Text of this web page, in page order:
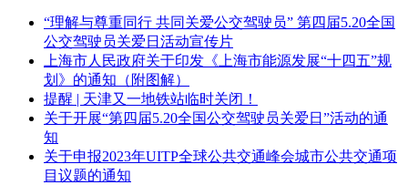
“理解与尊重同行 共同关爱公交驾驶员” 第四届5.20全国
公交驾驶员关爱日活动宣传片
上海市人民政府关于印发《上海市能源发展“十四五”规
划》的通知（附图解）
提醒 | 天津又一地铁站临时关闭！
关于开展“第四届5.20全国公交驾驶员关爱日”活动的通
知
关于申报2023年UITP全球公共交通峰会城市公共交通项
目议题的通知